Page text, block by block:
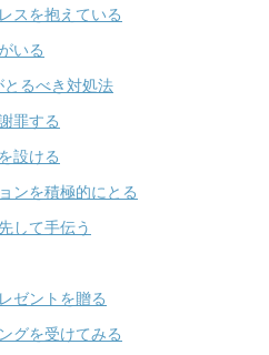
スを抱えている
いる
るべき対処法
罪する
設ける
ンを積極的にとる
して手伝う
ゼントを贈る
グを受けてみる